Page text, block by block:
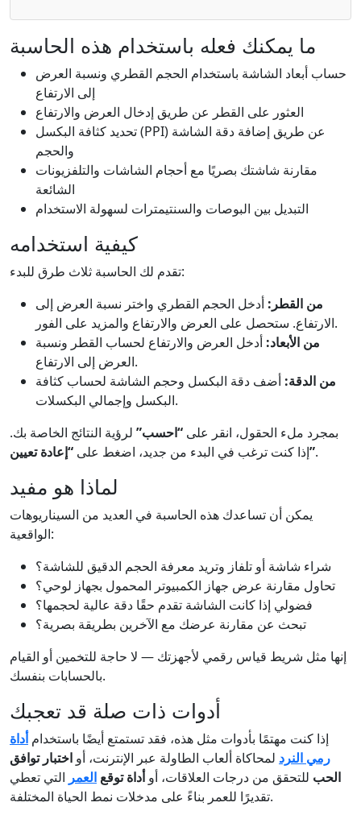
ما يمكنك فعله باستخدام هذه الحاسبة
حساب أبعاد الشاشة باستخدام الحجم القطري ونسبة العرض
إلى الارتفاع
العثور على القطر عن طريق إدخال العرض والارتفاع
تحديد كثافة البكسل (PPI) عن طريق إضافة دقة الشاشة
والحجم
مقارنة شاشتك بصريًا مع أحجام الشاشات والتلفزيونات
الشائعة
التبديل بين البوصات والسنتيمترات لسهولة الاستخدام
كيفية استخدامه
تقدم لك الحاسبة ثلاث طرق للبدء:
من القطر: أدخل الحجم القطري واختر نسبة العرض إلى
الارتفاع. ستحصل على العرض والارتفاع والمزيد على الفور.
من الأبعاد: أدخل العرض والارتفاع لحساب القطر ونسبة
العرض إلى الارتفاع.
من الدقة: أضف دقة البكسل وحجم الشاشة لحساب كثافة
البكسل وإجمالي البكسلات.
بمجرد ملء الحقول، انقر على “احسب” لرؤية النتائج الخاصة بك.
إذا كنت ترغب في البدء من جديد، اضغط على“إعادة تعيين”.
لماذا هو مفيد
يمكن أن تساعدك هذه الحاسبة في العديد من السيناريوهات
الواقعية:
شراء شاشة أو تلفاز وتريد معرفة الحجم الدقيق للشاشة؟
تحاول مقارنة عرض جهاز الكمبيوتر المحمول بجهاز لوحي؟
فضولي إذا كانت الشاشة تقدم حقًا دقة عالية لحجمها؟
تبحث عن مقارنة عرضك مع الآخرين بطريقة بصرية؟
إنها مثل شريط قياس رقمي لأجهزتك — لا حاجة للتخمين أو القيام
بالحسابات بنفسك.
أدوات ذات صلة قد تعجبك
إذا كنت مهتمًا بأدوات مثل هذه، فقد تستمتع أيضًا باستخدامأداة
رمي النرد لمحاكاة ألعاب الطاولة عبر الإنترنت، أو اختبار توافق
الحب للتحقق من درجات العلاقات، أوأداة توقع العمر التي تعطي
تقديرًا للعمر بناءً على مدخلات نمط الحياة المختلفة.